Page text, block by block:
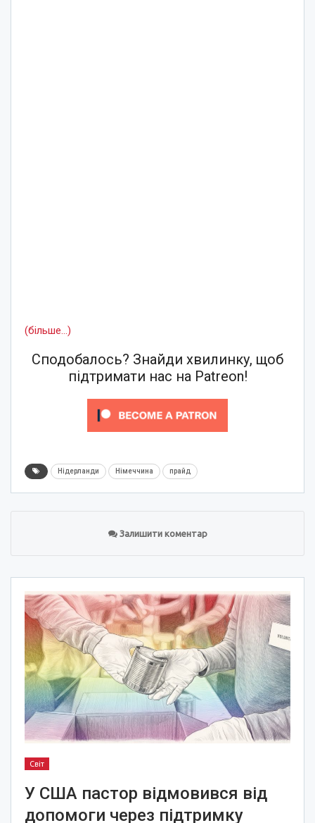
(більше…)
Сподобалось? Знайди хвилинку, щоб
підтримати нас на Patreon!
Нідерланди Німеччина прайд
Залишити коментар
Світ
У США пастор відмовився від
допомоги через підтримку